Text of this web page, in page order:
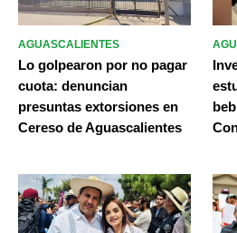
AGUASCALIENTES
Lo golpearon por no pagar
cuota: denuncian
presuntas extorsiones en
Cereso de Aguascalientes